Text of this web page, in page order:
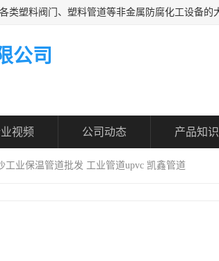
公司
视频 公司动态 产品知识
工业保温管道批发 工业管道upvc 凯鑫管道